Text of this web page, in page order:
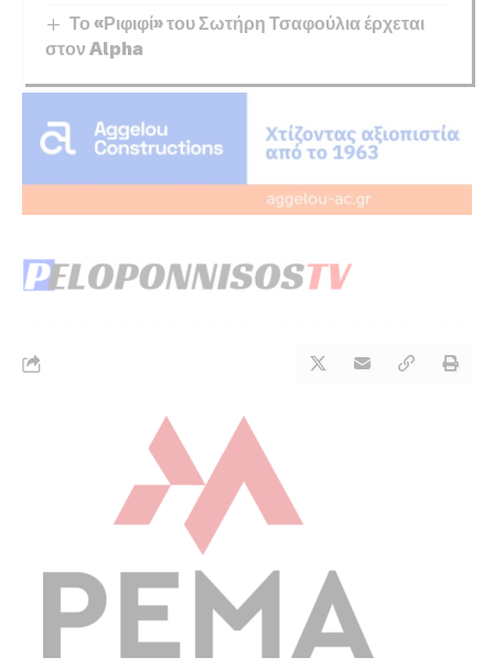
Το «Ριφιφί» του Σωτήρη Τσαφούλια έρχεται
στον Alpha